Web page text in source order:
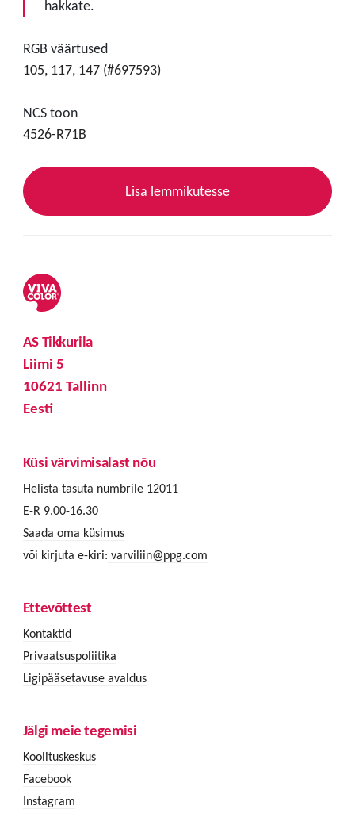
hakkate.
RGB väärtused
105, 117, 147 (#697593)
NCS toon
4526-R71B
Lisa lemmikutesse
AS Tikkurila
Liimi 5
10621 Tallinn
Eesti
Küsi värvimisalast nõu
Helista tasuta numbrile 12011
E-R 9.00-16.30
Saada oma küsimus
või kirjuta e-kiri: varviliin@ppg.com
Ettevõttest
Kontaktid
Privaatsuspoliitika
Ligipääsetavuse avaldus
Jälgi meie tegemisi
Koolituskeskus
Facebook
Instagram